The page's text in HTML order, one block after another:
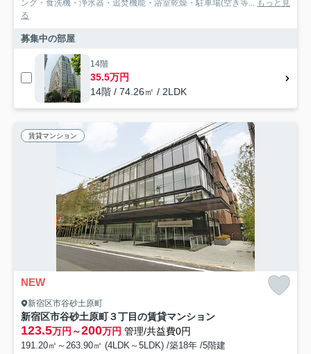
ング・食洗機・浄水器・追焚機能・浴室乾燥・駐車場(空き等...
もっと見
る
募集中の部屋
14階
35.5万円
14階 / 74.26㎡ / 2LDK
賃貸マンション
NEW
新宿区市谷砂土原町
新宿区市谷砂土原町３丁目の賃貸マンション
123.5万円～200万円 管理/共益費0円
191.20㎡～263.90㎡ (4LDK～5LDK) /築18年 /5階建